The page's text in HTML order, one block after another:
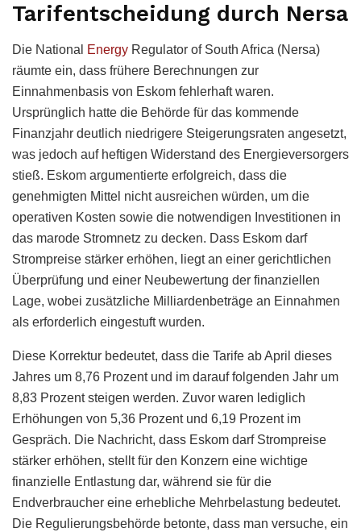
Tarifentscheidung durch Nersa
Die National Energy Regulator of South Africa (Nersa)
räumte ein, dass frühere Berechnungen zur
Einnahmenbasis von Eskom fehlerhaft waren.
Ursprünglich hatte die Behörde für das kommende
Finanzjahr deutlich niedrigere Steigerungsraten angesetzt,
was jedoch auf heftigen Widerstand des Energieversorgers
stieß. Eskom argumentierte erfolgreich, dass die
genehmigten Mittel nicht ausreichen würden, um die
operativen Kosten sowie die notwendigen Investitionen in
das marode Stromnetz zu decken. Dass Eskom darf
Strompreise stärker erhöhen, liegt an einer gerichtlichen
Überprüfung und einer Neubewertung der finanziellen
Lage, wobei zusätzliche Milliardenbeträge an Einnahmen
als erforderlich eingestuft wurden.
Diese Korrektur bedeutet, dass die Tarife ab April dieses
Jahres um 8,76 Prozent und im darauf folgenden Jahr um
8,83 Prozent steigen werden. Zuvor waren lediglich
Erhöhungen von 5,36 Prozent und 6,19 Prozent im
Gespräch. Die Nachricht, dass Eskom darf Strompreise
stärker erhöhen, stellt für den Konzern eine wichtige
finanzielle Entlastung dar, während sie für die
Endverbraucher eine erhebliche Mehrbelastung bedeutet.
Die Regulierungsbehörde betonte, dass man versuche, ein